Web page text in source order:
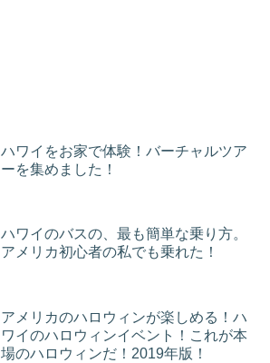
ハワイをお家で体験！バーチャルツア
ーを集めました！
ハワイのバスの、最も簡単な乗り方。
アメリカ初心者の私でも乗れた！
アメリカのハロウィンが楽しめる！ハ
ワイのハロウィンイベント！これが本
場のハロウィンだ！2019年版！